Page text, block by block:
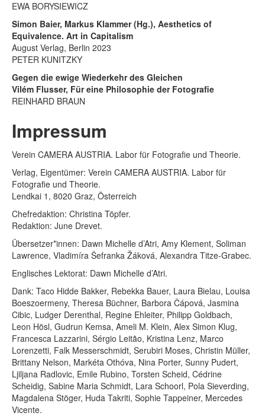
EWA BORYSIEWICZ
Simon Baier, Markus Klammer (Hg.), Aesthetics of
Equivalence. Art in Capitalism
August Verlag, Berlin 2023
PETER KUNITZKY
Gegen die ewige Wiederkehr des Gleichen
Vilém Flusser, Für eine Philosophie der Fotografie
REINHARD BRAUN
Impressum
Verein CAMERA AUSTRIA. Labor für Fotografie und Theorie.
Verlag, Eigentümer: Verein CAMERA AUSTRIA. Labor für
Fotografie und Theorie.
Lendkai 1, 8020 Graz, Österreich
Chefredaktion: Christina Töpfer.
Redaktion: June Drevet.
Übersetzer*innen: Dawn Michelle d’Atri, Amy Klement, Soliman
Lawrence, Vladimíra Šefranka Žáková, Alexandra Titze-Grabec.
Englisches Lektorat: Dawn Michelle d’Atri.
Dank: Taco Hidde Bakker, Rebekka Bauer, Laura Bielau, Louisa
Boeszoermeny, Theresa Büchner, Barbora Čápová, Jasmina
Cibic, Ludger Derenthal, Regine Ehleiter, Philipp Goldbach,
Leon Hösl, Gudrun Kemsa, Ameli M. Klein, Alex Simon Klug,
Francesca Lazzarini, Sérgio Leitão, Kristina Lenz, Marco
Lorenzetti, Falk Messerschmidt, Serubiri Moses, Christin Müller,
Brittany Nelson, Markéta Othóva, Nina Porter, Sunny Pudert,
Ljiljana Radlovic, Emile Rubino, Torsten Scheid, Cédrine
Scheidig, Sabine Maria Schmidt, Lara Schoorl, Pola Sieverding,
Magdalena Stöger, Huda Takriti, Sophie Tappeiner, Mercedes
Vicente.